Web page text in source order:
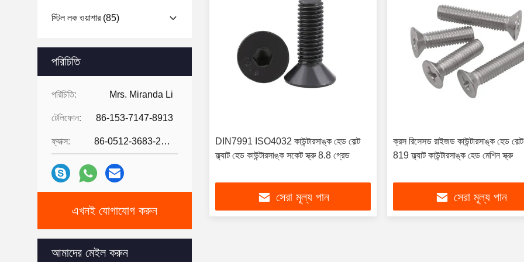
স্টিল লক ওয়াশার(85)
পরিচিতি
পরিচিতি: Mrs. Miranda Li
টেলিফোন: 86-153-7147-8913
ফ্যাক্স: 86-0512-3683-2631
এখনই যোগাযোগ করুন
আমাদের মেইল ​​করুন
DIN7991 ISO4032 কাউন্টারসাঙ্ক হেড বোল্ট
ফ্ল্যাট হেড কাউন্টারসাঙ্ক সকেট স্ক্রু 8.8 গ্রেড
সেরা মূল্য পান
ক্রস রিসেসড রাইজড কাউন্টারসাঙ্ক হেড বোল্ট
819 ফ্ল্যাট কাউন্টারসাঙ্ক হেড মেশিন স্ক্রু
সেরা মূল্য পান